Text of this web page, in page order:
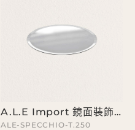
A.L.E Import 鏡面裝飾圓盤
ALE-SPECCHIO-T.250